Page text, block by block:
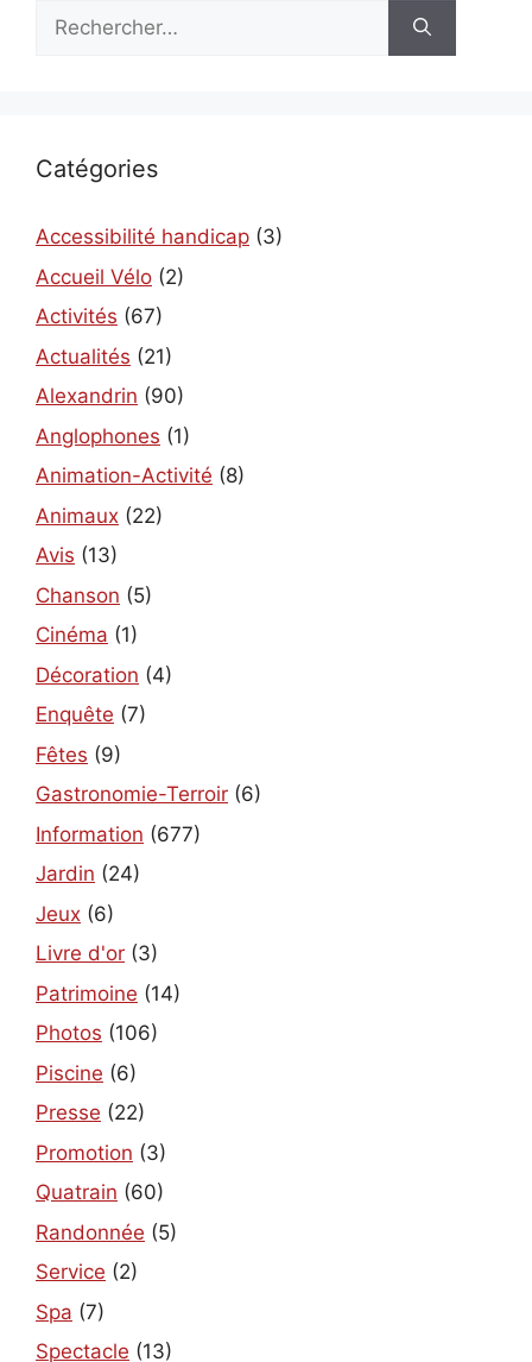
Rechercher :
Catégories
Accessibilité handicap (3)
Accueil Vélo (2)
Activités (67)
Actualités (21)
Alexandrin (90)
Anglophones (1)
Animation-Activité (8)
Animaux (22)
Avis (13)
Chanson (5)
Cinéma (1)
Décoration (4)
Enquête (7)
Fêtes (9)
Gastronomie-Terroir (6)
Information (677)
Jardin (24)
Jeux (6)
Livre d'or (3)
Patrimoine (14)
Photos (106)
Piscine (6)
Presse (22)
Promotion (3)
Quatrain (60)
Randonnée (5)
Service (2)
Spa (7)
Spectacle (13)